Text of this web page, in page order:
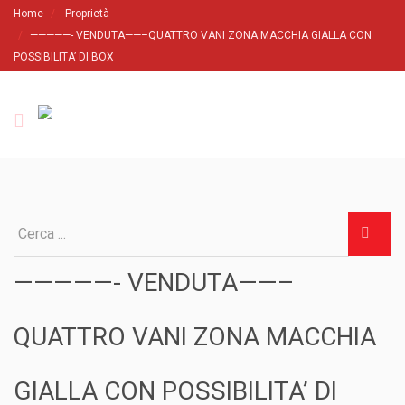
Home
Proprietà
—————- VENDUTA——–QUATTRO VANI ZONA MACCHIA GIALLA CON
POSSIBILITA’ DI BOX
—————- VENDUTA——–
QUATTRO VANI ZONA MACCHIA
GIALLA CON POSSIBILITA’ DI